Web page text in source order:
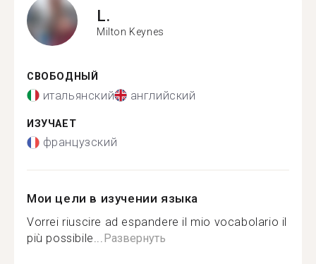
L.
Milton Keynes
СВОБОДНЫЙ
итальянский английский
ИЗУЧАЕТ
французский
Мои цели в изучении языка
Vorrei riuscire ad espandere il mio vocabolario il
più possibile...Развернуть